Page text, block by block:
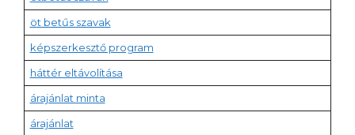
öt betűs szavak
képszerkesztő program
háttér eltávolítása
árajánlat minta
árajánlat